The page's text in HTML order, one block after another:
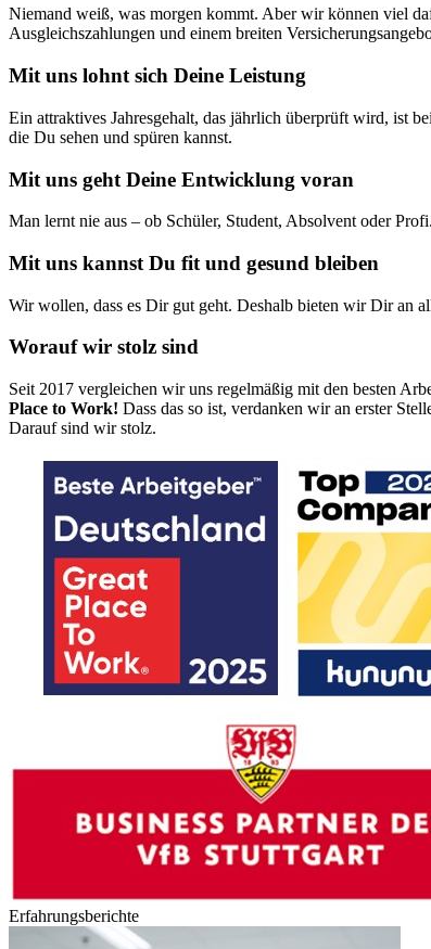
Niemand weiß, was morgen kommt. Aber wir können viel
Ausgleichszahlungen und einem breiten
Mit uns lohnt sich Deine Leistung
Ein attraktives Jahresgehalt, das jährlich überprüft wird, ist
die Du sehen und spüren kannst.
Mit uns geht Deine Entwicklung voran
Man lernt nie aus – ob Schüler, Student, Absolvent oder
Mit uns kannst Du fit und gesund bleiben
Wir wollen, dass es Dir gut geht. Deshalb bieten wir Dir an
Worauf wir stolz sind
Seit 2017 vergleichen wir uns regelmäßig mit den besten
Place to Work! Dass das so ist, verdanken wir an erster
Darauf sind wir stolz.
Erfahrungsberichte